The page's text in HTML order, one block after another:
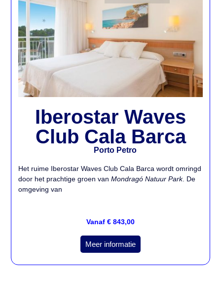
Iberostar Waves
Club Cala Barca
Porto Petro
Het ruime Iberostar Waves Club Cala Barca wordt omringd
door het prachtige groen van Mondragó Natuur Park. De
omgeving van
Vanaf € 843,00
Meer informatie